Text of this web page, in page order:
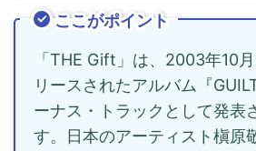
ここがポイント
「THE Gift」は、2003年10
リースされたアルバム『
ーナス・トラックとして発表
す。日本のアーティスト槇原